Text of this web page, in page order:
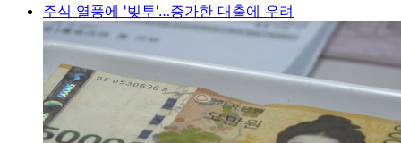
주식 열풍에 '빚투'…증가한 대출에 우려